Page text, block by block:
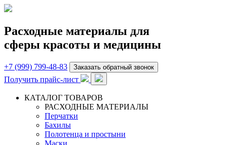
Расходные материалы для
сферы красоты и медицины
+7 (999) 799-48-83 Заказать обратный звонок
Получить прайс-лист
КАТАЛОГ ТОВАРОВ
РАСХОДНЫЕ МАТЕРИАЛЫ
Перчатки
Бахилы
Полотенца и простыни
Маски